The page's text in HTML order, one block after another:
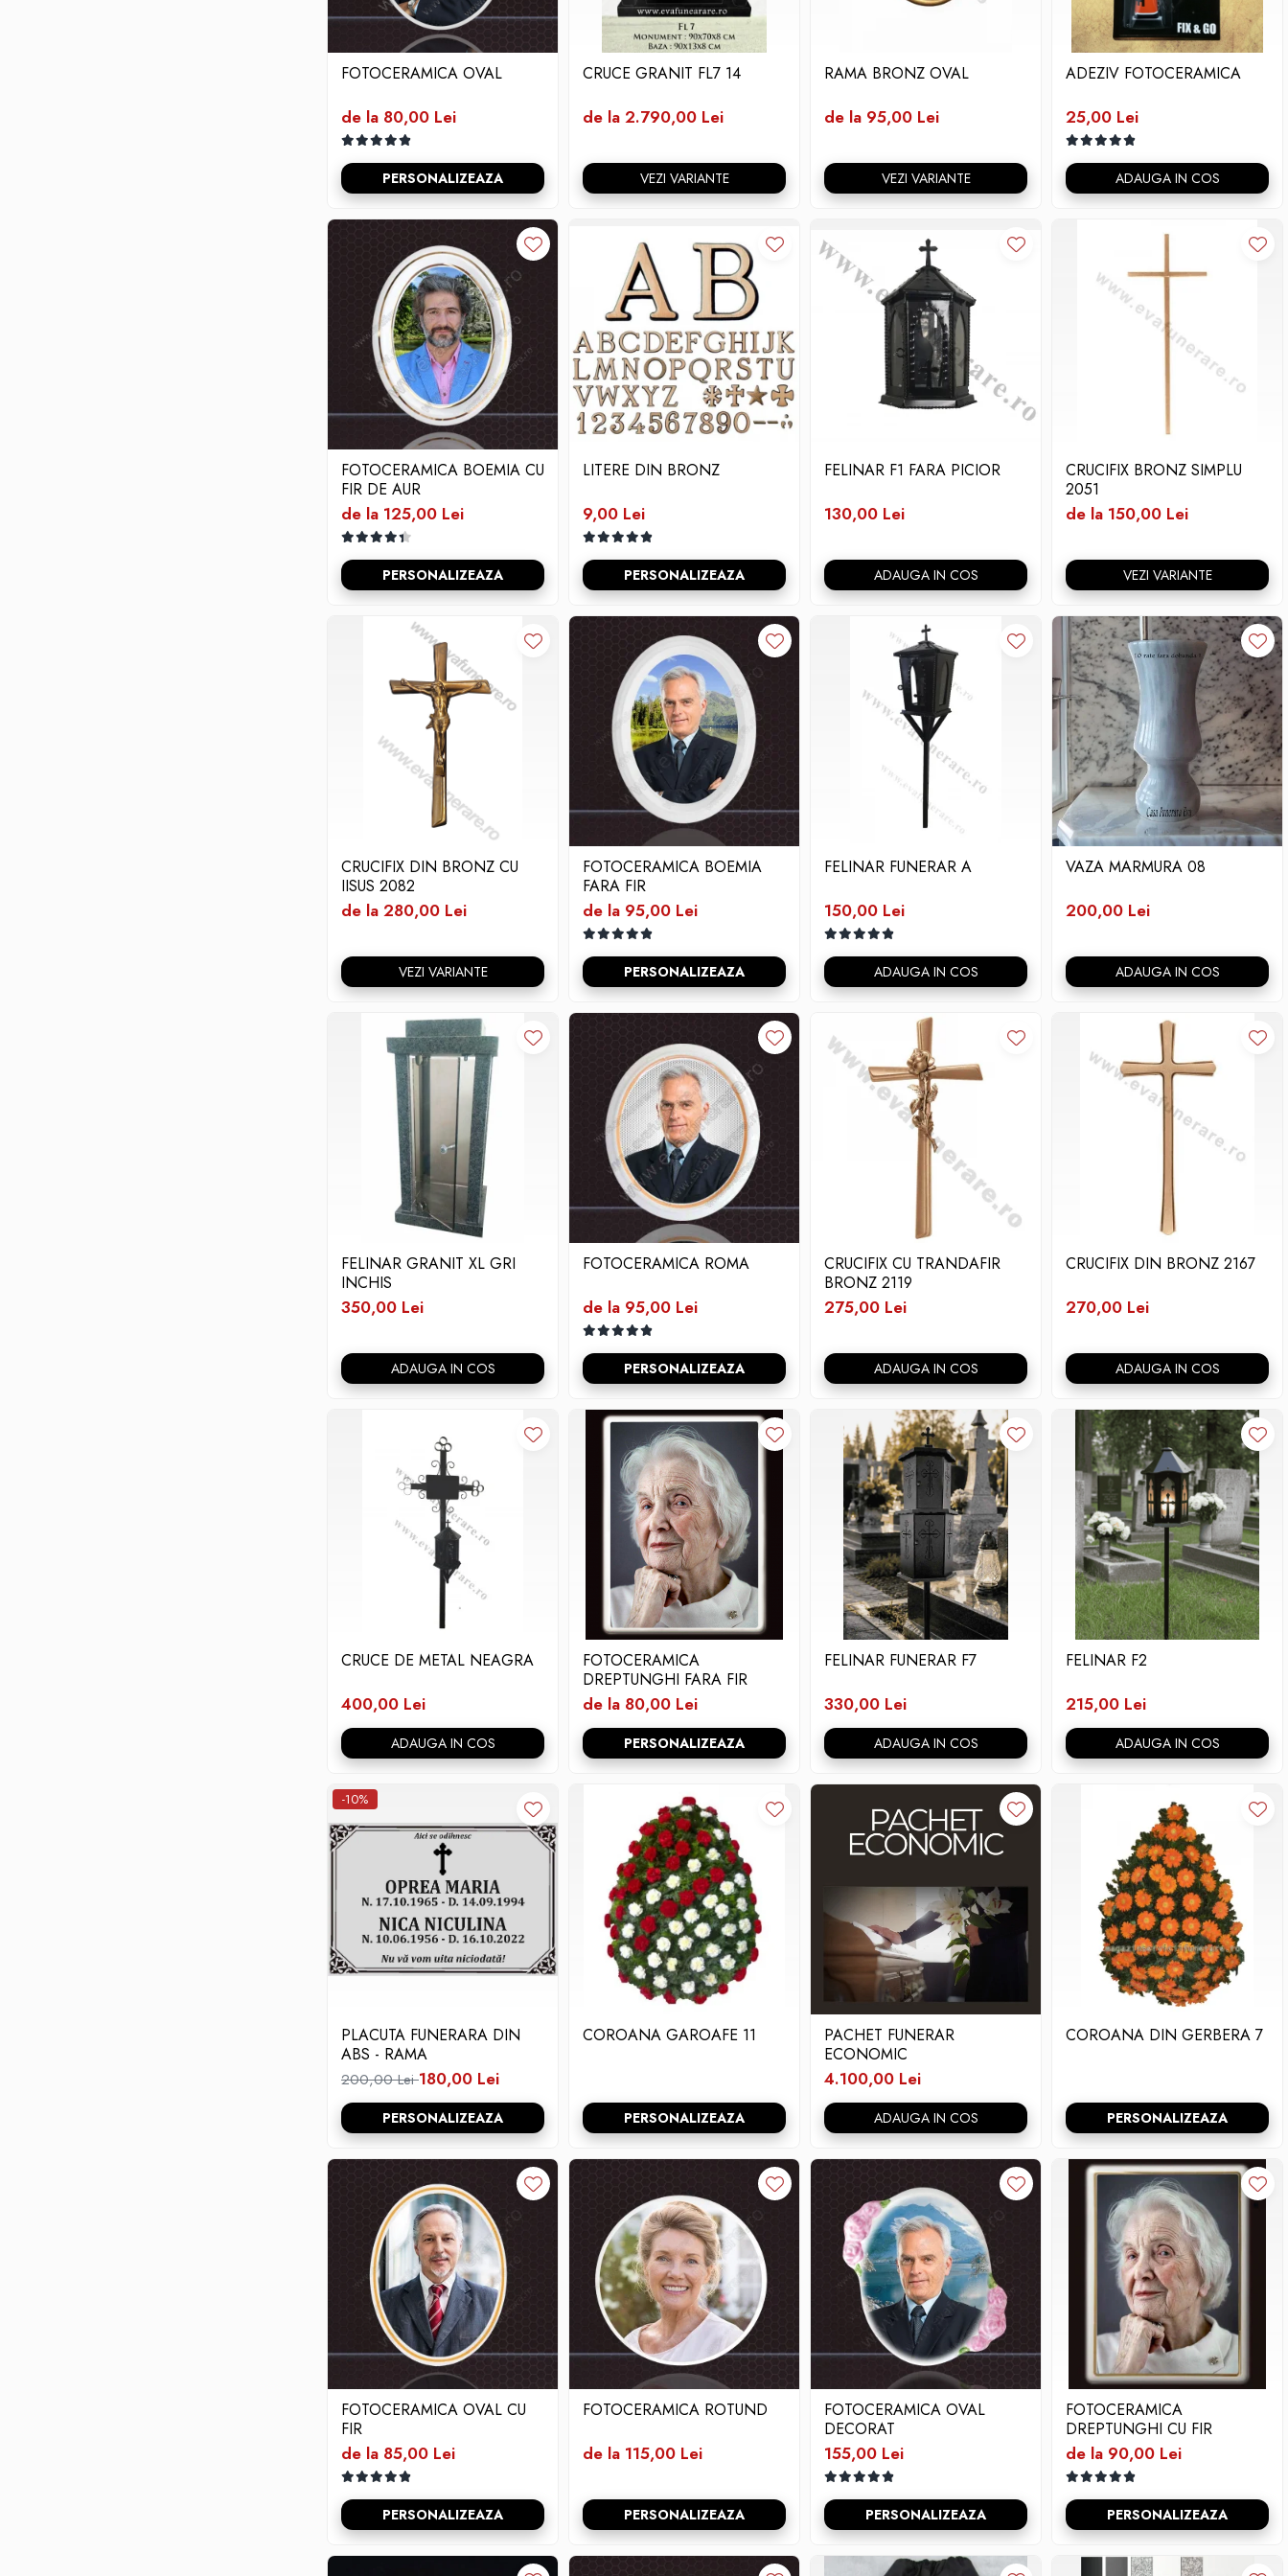
FOTOCERAMICA OVAL
de la 80,00 Lei
PERSONALIZEAZA
CRUCE GRANIT FL7 14
de la 2.790,00 Lei
VEZI VARIANTE
RAMA BRONZ OVAL
de la 95,00 Lei
VEZI VARIANTE
ADEZIV FOTOCERAMICA
25,00 Lei
ADAUGA IN COS
FOTOCERAMICA BOEMIA CU
FIR DE AUR
de la 125,00 Lei
PERSONALIZEAZA
LITERE DIN BRONZ
9,00 Lei
PERSONALIZEAZA
FELINAR F1 FARA PICIOR
130,00 Lei
ADAUGA IN COS
CRUCIFIX BRONZ SIMPLU
2051
de la 150,00 Lei
VEZI VARIANTE
CRUCIFIX DIN BRONZ CU
IISUS 2082
de la 280,00 Lei
VEZI VARIANTE
FOTOCERAMICA BOEMIA
FARA FIR
de la 95,00 Lei
PERSONALIZEAZA
FELINAR FUNERAR A
150,00 Lei
ADAUGA IN COS
VAZA MARMURA 08
200,00 Lei
ADAUGA IN COS
FELINAR GRANIT XL GRI
INCHIS
350,00 Lei
ADAUGA IN COS
FOTOCERAMICA ROMA
de la 95,00 Lei
PERSONALIZEAZA
CRUCIFIX CU TRANDAFIR
BRONZ 2119
275,00 Lei
ADAUGA IN COS
CRUCIFIX DIN BRONZ 2167
270,00 Lei
ADAUGA IN COS
CRUCE DE METAL NEAGRA
400,00 Lei
ADAUGA IN COS
FOTOCERAMICA
DREPTUNGHI FARA FIR
de la 80,00 Lei
PERSONALIZEAZA
FELINAR FUNERAR F7
330,00 Lei
ADAUGA IN COS
FELINAR F2
215,00 Lei
ADAUGA IN COS
-10%
PLACUTA FUNERARA DIN
ABS - RAMA
200,00 Lei180,00 Lei
PERSONALIZEAZA
COROANA GAROAFE 11
PERSONALIZEAZA
PACHET FUNERAR
ECONOMIC
4.100,00 Lei
ADAUGA IN COS
COROANA DIN GERBERA 7
PERSONALIZEAZA
FOTOCERAMICA OVAL CU
FIR
de la 85,00 Lei
PERSONALIZEAZA
FOTOCERAMICA ROTUND
de la 115,00 Lei
PERSONALIZEAZA
FOTOCERAMICA OVAL
DECORAT
155,00 Lei
PERSONALIZEAZA
FOTOCERAMICA
DREPTUNGHI CU FIR
de la 90,00 Lei
PERSONALIZEAZA